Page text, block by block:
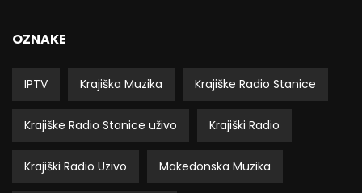
OZNAKE
IPTV Krajiška Muzika Krajiške Radio Stanice
Krajiške Radio Stanice uživo Krajiški Radio
Krajiški Radio Uzivo Makedonska Muzika